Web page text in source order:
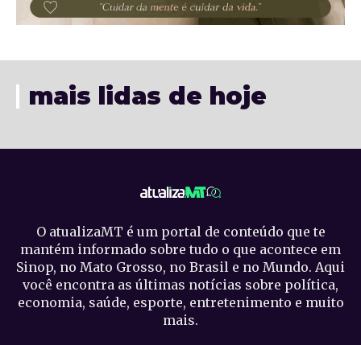
mais lidas de hoje
O atualizaMT é um portal de conteúdo que te
mantém informado sobre tudo o que acontece em
Sinop, no Mato Grosso, no Brasil e no Mundo. Aqui
você encontra as últimas notícias sobre política,
economia, saúde, esporte, entretenimento e muito
mais.